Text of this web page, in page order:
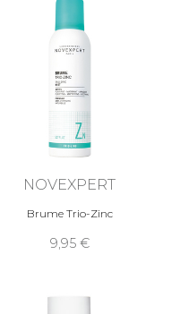
NOVEXPERT
Brume Trio-Zinc
9,95